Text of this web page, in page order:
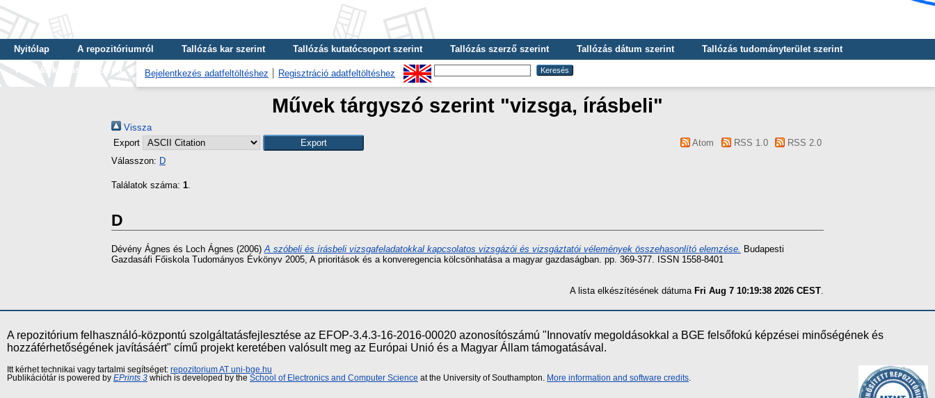
Nyitólap A repozitóriumról Tallózás kar szerint Tallózás kutatócsoport szerint Tallózás szerző szerint Tallózás dátum szerint
Tallózás tudományterület szerint
Tallózás kulcsszó szerint
Bejelentkezés adatfeltöltéshez Regisztráció adatfeltöltéshez
Művek tárgyszó szerint "vizsga, írásbeli"
Vissza
Export
Atom RSS 1.0
RSS 2.0
Válasszon: D
Találatok száma: 1.
D
Dévény Ágnes és Loch Ágnes (2006)A szóbeli és írásbeli vizsgafeladatokkal kapcsolatos vizsgázói és vizsgáztatói vélemények összehasonlító elemzése. Budapesti
Gazdasáfi Főiskola Tudományos Évkönyv 2005, A prioritások és a konveregencia kölcsönhatása a magyar gazdaságban. pp. 369-377. ISSN 1558-8401
A lista elkészítésének dátuma Fri Aug 7 10:19:38 2026 CEST.
A repozitórium felhasználó-központú szolgáltatásfejlesztése az EFOP-3.4.3-16-2016-00020 azonosítószámú "Innovatív megoldásokkal a BGE felsőfokú képzései minőségének és
hozzáférhetőségének javításáért" című projekt keretében valósult meg az Európai Unió és a Magyar Állam támogatásával.
Itt kérhet technikai vagy tartalmi segítséget: repozitorium AT uni-bge.hu
Publikációtár is powered by EPrints 3 which is developed by the School of Electronics and Computer Science at the University of Southampton. More information and software credits